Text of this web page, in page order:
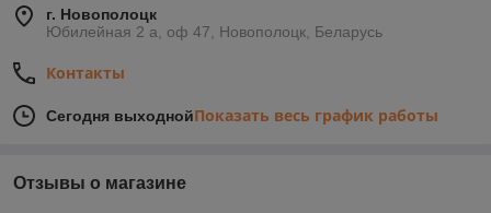
г. Новополоцк
Юбилейная 2 а, оф 47, Новополоцк, Беларусь
Контакты
Сегодня выходнойПоказать весь график работы
Отзывы о магазине